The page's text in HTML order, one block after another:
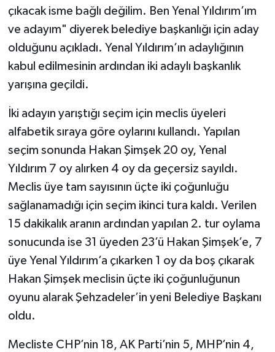
çıkacak isme bağlı değilim. Ben Yenal Yıldırım’ım
ve adayım" diyerek belediye başkanlığı için aday
olduğunu açıkladı. Yenal Yıldırım’ın adaylığının
kabul edilmesinin ardından iki adaylı başkanlık
yarışına geçildi.
İki adayın yarıştığı seçim için meclis üyeleri
alfabetik sıraya göre oylarını kullandı. Yapılan
seçim sonunda Hakan Şimşek 20 oy, Yenal
Yıldırım 7 oy alırken 4 oy da geçersiz sayıldı.
Meclis üye tam sayısının üçte iki çoğunluğu
sağlanamadığı için seçim ikinci tura kaldı. Verilen
15 dakikalık aranın ardından yapılan 2. tur oylama
sonucunda ise 31 üyeden 23’ü Hakan Şimşek’e, 7
üye Yenal Yıldırım’a çıkarken 1 oy da boş çıkarak
Hakan Şimşek meclisin üçte iki çoğunluğunun
oyunu alarak Şehzadeler’in yeni Belediye Başkanı
oldu.
Mecliste CHP’nin 18, AK Parti’nin 5, MHP’nin 4,